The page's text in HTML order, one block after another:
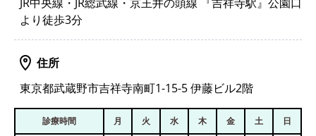
より徒歩3分
住所
東京都武蔵野市吉祥寺南町1-15-5 伊藤ビル2階
診療時間 月 火 水 木 金 土 日